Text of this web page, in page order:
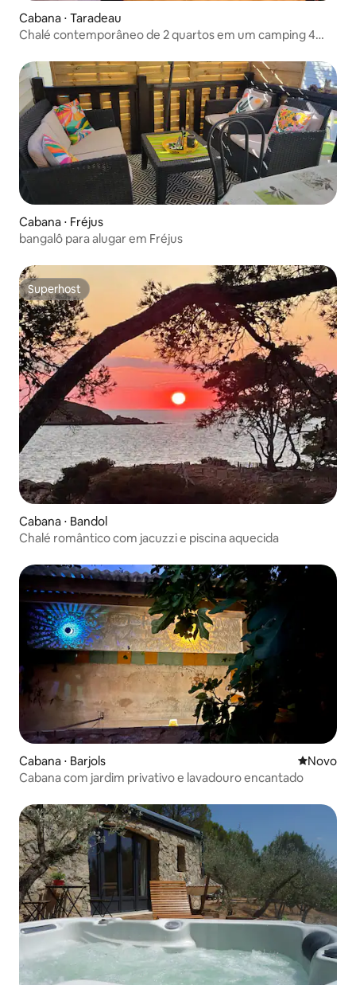
Cabana ⋅ Taradeau
Chalé contemporâneo de 2 quartos em um camping 4
Cabana ⋅ Fréjus
bangalô para alugar em Fréjus
Superhost
Superhost
Cabana ⋅ Bandol
Chalé romântico com jacuzzi e piscina aquecida
Cabana ⋅ Barjols Novo
Novo
Cabana com jardim privativo e lavadouro encantado